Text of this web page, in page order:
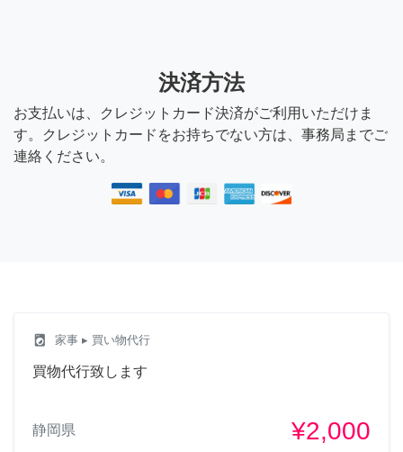
決済方法
お支払いは、クレジットカード決済がご利用いただけま
す。クレジットカードをお持ちでない方は、事務局までご
連絡ください。
local_laundry_service 家事 ▸ 買い物代行
買物代行致します
静岡県 ¥2,000